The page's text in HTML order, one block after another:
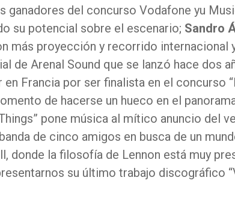
ganadores del concurso Vodafone yu
su potencial sobre el escenario; Sandro
más proyección y recorrido internacional
de Arenal Sound que se lanzó hace dos
en Francia por ser finalista en el concurso
de hacerse un hueco en el
pone música al mítico anuncio del
de cinco amigos en busca de un
donde la filosofía de Lennon está muy
su último trabajo discográfico